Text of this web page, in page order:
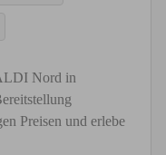
Nord in
Preisen und erlebe